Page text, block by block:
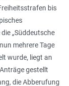
bis
„Süddeutsche
mehrere Tage
wurde, liegt an
gestellt
die Abberufung